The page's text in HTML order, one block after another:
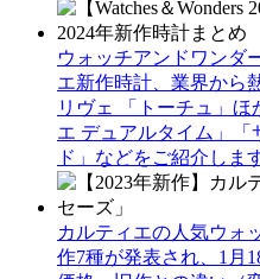
ウォッチアンドワンダ
エ新作時計、業界から
リヴェ 「トーチュ」ほ
エ デュアルタイム」「
ド」などをご紹介しま
カルティエの人気ウォ
作7種が発表され、1月